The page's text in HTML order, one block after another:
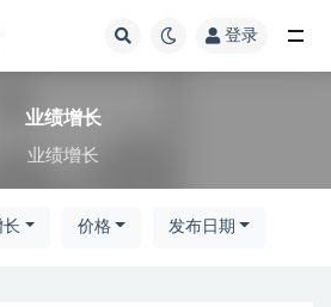
登录
业绩增长
业绩增长
长 价格 发布日期